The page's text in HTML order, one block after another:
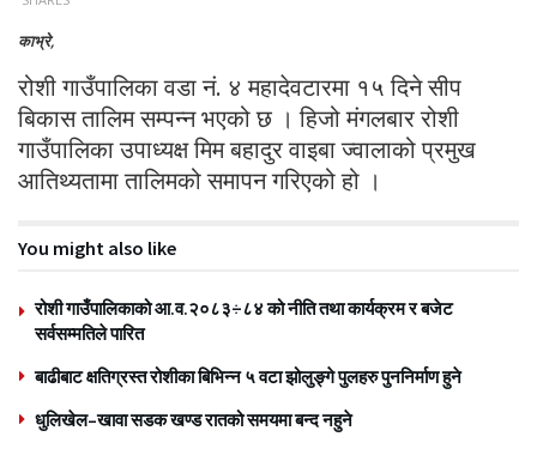
काभ्रे,
रोशी गाउँपालिका वडा नं. ४ महादेवटारमा १५ दिने सीप
बिकास तालिम सम्पन्न भएको छ । हिजो मंगलबार रोशी
गाउँपालिका उपाध्यक्ष मिम बहादुर वाइबा ज्वालाको प्रमुख
आतिथ्यतामा तालिमको समापन गरिएको हो ।
You might also like
रोशी गाउँपालिकाको आ.व.२०८३÷८४ को नीति तथा कार्यक्रम र बजेट
सर्वसम्मतिले पारित
बाढीबाट क्षतिग्रस्त रोशीका बिभिन्न ५ वटा झोलुङ्गे पुलहरु पुननिर्माण हुने
धुलिखेल–खावा सडक खण्ड रातको समयमा बन्द नहुने